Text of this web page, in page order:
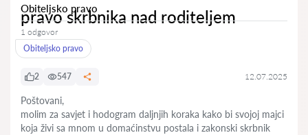
Obiteljsko pravo
pravo skrbnika nad roditeljem
1 odgovor
Obiteljsko pravo
2 547 12.07.2025
Poštovani,
molim za savjet i hodogram daljnjih koraka kako bi svojoj majci
koja živi sa mnom u domaćinstvu postala i zakonski skrbnik